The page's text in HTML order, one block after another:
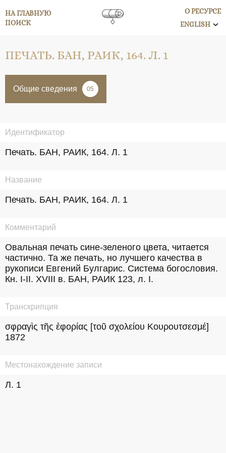
НА ГЛАВНУЮ
ПОИСК
О РЕСУРСЕ
ENGLISH
ПЕЧАТЬ. БАН, РАИК, 164. Л. 1
Общие сведения 05
Идентификатор
Печать. БАН, РАИК, 164. Л. 1
Название
Печать. БАН, РАИК, 164. Л. 1
Комментарий
Овальная печать сине-зеленого цвета, читается
частично. Та же печать, но лучшего качества в
рукописи Евгений Булгарис. Система богословия.
Кн. I-II. XVIII в. БАН, РАИК 123, л. I.
Транскрипция
σφραγὶς τῆς ἐφορίας [τοῦ σχολείου Κουρουτσεσμέ]
1872
Местонахождение записи
Л. 1